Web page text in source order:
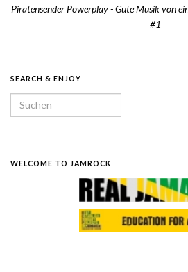
Piratensender Powerplay - Gute Musik von
#1
SEARCH & ENJOY
Search for:
WELCOME TO JAMROCK